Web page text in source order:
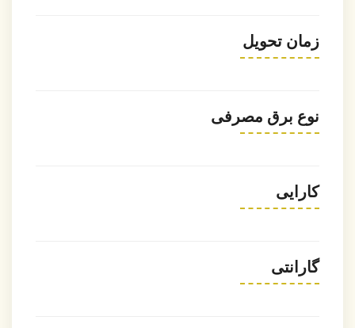
زمان تحویل
نوع برق مصرفی
کارایی
گارانتی